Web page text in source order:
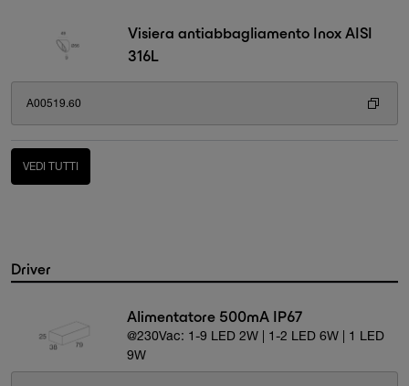
Visiera antiabbagliamento Inox AISI
316L
A00519.60
VEDI TUTTI
Driver
Alimentatore 500mA IP67
@230Vac: 1-9 LED 2W | 1-2 LED 6W | 1 LED
9W